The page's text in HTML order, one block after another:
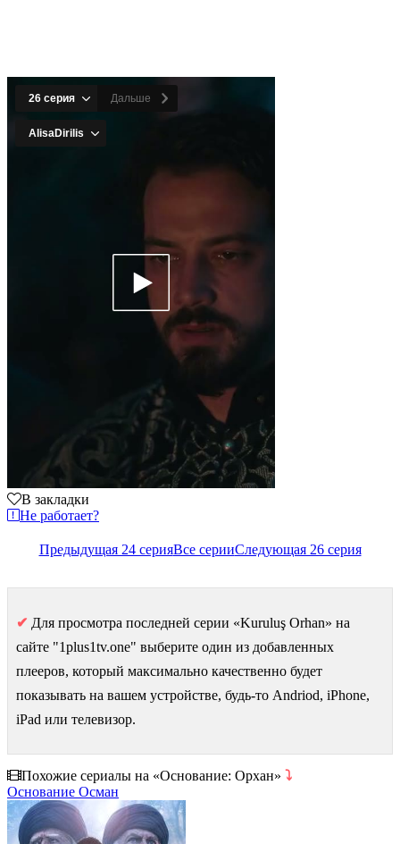
В закладки
Не работает?
Предыдущая 24 серияВсе серииСледующая 26 серия
✔ Для просмотра последней серии «Kuruluş Orhan» на
сайте "1plus1tv.one" выберите один из добавленных
плееров, который максимально качественно будет
показывать на вашем устройстве, будь-то Andriod, iPhone,
iPad или телевизор.
Похожие сериалы на «Основание: Орхан» ⤵
Основание Осман